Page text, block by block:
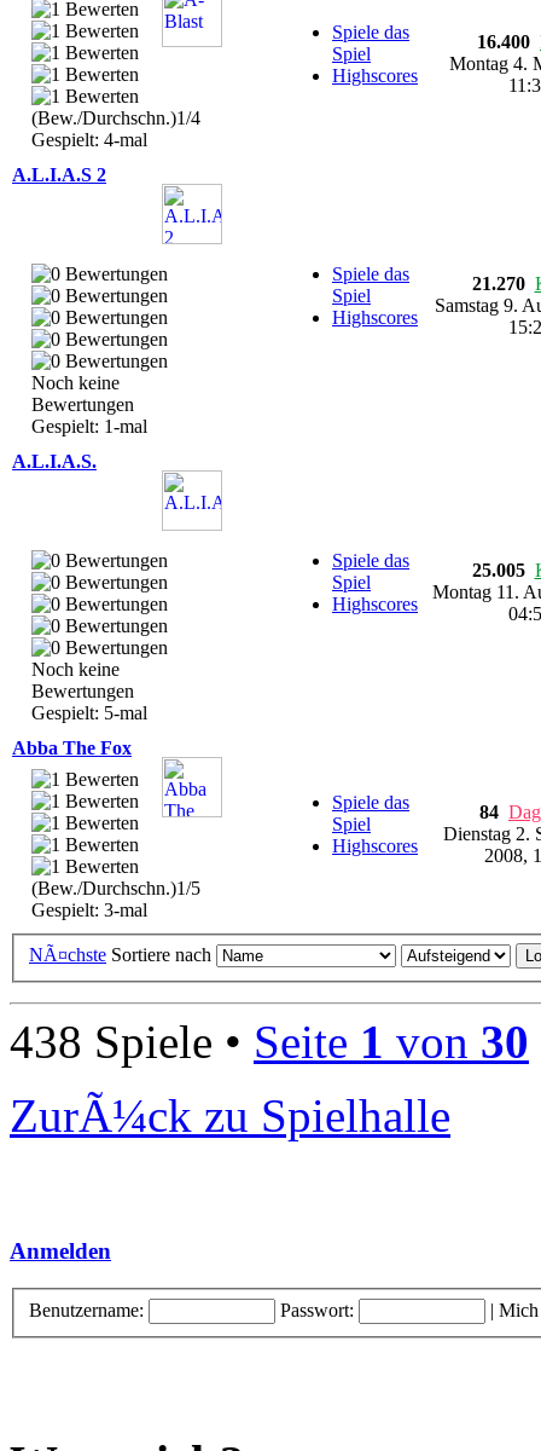
(Bew./Durchschn.)1/4
Gespielt: 4-mal
Spiele das
Spiel
Highscores
16.400
Montag 4.
A.L.I.A.S 2
Noch keine
Bewertungen
Gespielt: 1-mal
Spiele das
Spiel
Highscores
21.270
Samstag 9.
A.L.I.A.S.
Noch keine
Bewertungen
Gespielt: 5-mal
Spiele das
Spiel
Highscores
25.005
Montag 11.
Abba The Fox
(Bew./Durchschn.)1/5
Gespielt: 3-mal
Spiele das
Spiel
Highscores
84
Dienstag 2.
2008,
NÃ¤chste Sortiere nach
438 Spiele • Seite 1 von 30
ZurÃ¼ck zu Spielhalle
Anmelden
Benutzername: Passwort: | Mich